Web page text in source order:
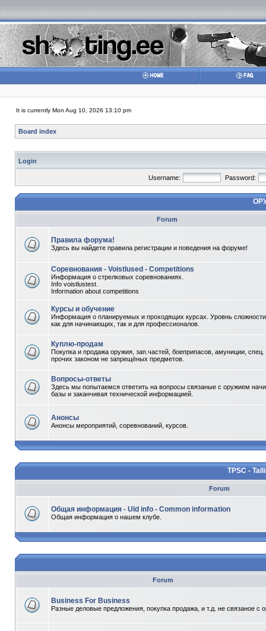
It is currently Mon Aug 10, 2026 13:10 pm
Board index
Login
Username: Password:
Forum
Правила форума!
Здесь вы найдете правила регистрации и поведения на форуме!
Соревнования - Voistlused - Competitions
Информация о стрелковых соревнованиях.
Info voistlustest.
Information about competitions
Курсы и обучение
Информация о планируемых и проходящих курсах. Уровнь
как для начинающих, так и для профессионалов.
Куплю-продам
Покупка и продажа оружия, зап.частей, боеприпасов, амуниции, спец.
прочих законом не запрещёных предметов.
Вопросы-ответы
Здесь мы попытаемся ответить на вопросы связаные с оружием
базы и заканчивая технической информацией.
Анонсы
Анонсы мероприятий, соревнований, курсов.
TPSC -
Forum
Общая информация - Uld info - Common information
Общая информация о нашем клубе.
Forum
Business For Business
Разные деловые предложения, покупка продажа, и т.д. не связаное с